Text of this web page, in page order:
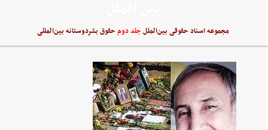
مجموعه اسناد حقوقی بین‌المللجلد دومحقوق بشردوستانه بین‌المللی